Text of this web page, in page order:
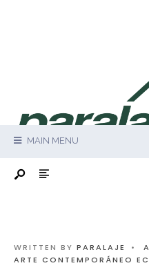
MAIN MENU
WRITTEN BY PARALAJE •
ARTE CONTEMPORÁNEO